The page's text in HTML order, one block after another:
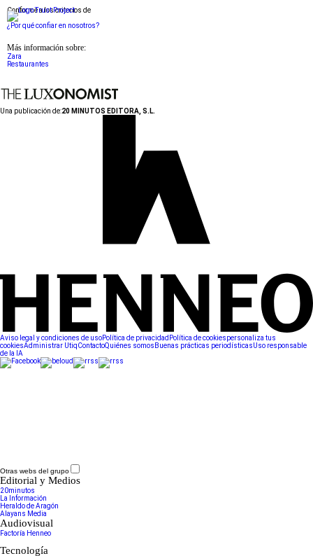
Conforme a los criterios de
¿Por qué confiar en nosotros?
Más información sobre:
Zara
Restaurantes
Una publicación de:20 MINUTOS EDITORA, S.L.
Aviso legal y condiciones de usoPolítica de privacidad Política de cookiespersonaliza tus
cookiesAdministrar UtiqContactoQuiénes somos Buenas prácticas periodísticasUso responsable
de la IA
Otras webs del grupo
Editorial y Medios
20minutos
La Información
Heraldo de Aragón
Alayans Media
Audiovisual
Factoría Henneo
Tecnología